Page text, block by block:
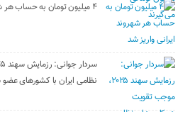
۴ میلیون تومان به حساب هر شهروند ایرانی واریز شد
نظامی ایران با کشور‌های